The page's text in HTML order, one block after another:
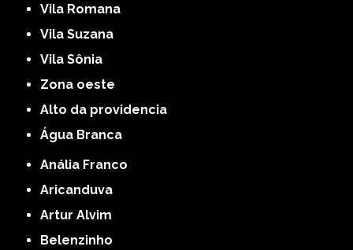
Vila Romana
Vila Suzana
Vila Sônia
Zona oeste
alto da providencia
Água Branca
Anália Franco
Aricanduva
Artur Alvim
Belenzinho